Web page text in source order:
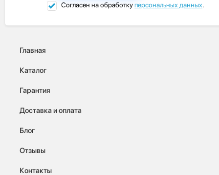
Согласен на обработкуперсональных данных.
Главная
Каталог
Гарантия
Доставка и оплата
Блог
Отзывы
Контакты